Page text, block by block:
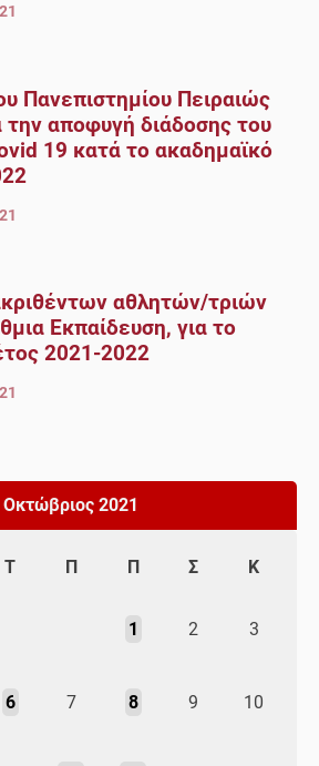
Πανεπιστημίου Πειραιώς
την αποφυγή διάδοσης του
19 κατά το ακαδημαϊκό
αθλητών/τριών
Εκπαίδευση, για το
2021-2022
Οκτώβριος 2021
Τ Π Π Σ Κ
1 2 3
6 7 8 9 10